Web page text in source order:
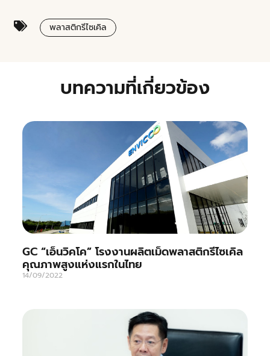
พลาสติกรีไซเคิล
บทความที่เกี่ยวข้อง
GC “เอ็นวิคโค” โรงงานผลิตเม็ดพลาสติกรีไซเคิล
คุณภาพสูงแห่งแรกในไทย
14/09/2022